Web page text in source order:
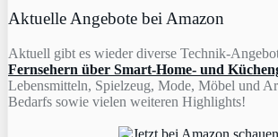
Aktuelle Angebote bei Amazon
Aktuell gibt es wieder diverse Technik-
Fernsehern über Smart-Home- und
Lebensmitteln, Spielzeug, Mode, Möbel und
Bedarfs sowie vielen weiteren Highlights!